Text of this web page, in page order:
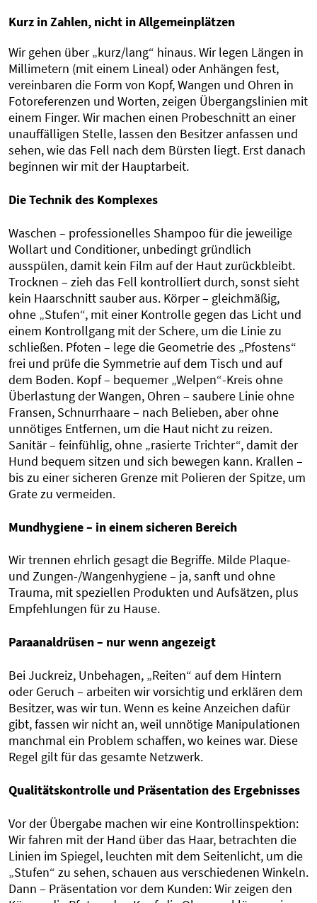
Kurz in Zahlen, nicht in Allgemeinplätzen
Wir gehen über „kurz/lang“ hinaus. Wir legen Längen in
Millimetern (mit einem Lineal) oder Anhängen fest,
vereinbaren die Form von Kopf, Wangen und Ohren in
Fotoreferenzen und Worten, zeigen Übergangslinien mit
einem Finger. Wir machen einen Probeschnitt an einer
unauffälligen Stelle, lassen den Besitzer anfassen und
sehen, wie das Fell nach dem Bürsten liegt. Erst danach
beginnen wir mit der Hauptarbeit.
Die Technik des Komplexes
Waschen – professionelles Shampoo für die jeweilige
Wollart und Conditioner, unbedingt gründlich
ausspülen, damit kein Film auf der Haut zurückbleibt.
Trocknen – zieh das Fell kontrolliert durch, sonst sieht
kein Haarschnitt sauber aus. Körper – gleichmäßig,
ohne „Stufen“, mit einer Kontrolle gegen das Licht und
einem Kontrollgang mit der Schere, um die Linie zu
schließen. Pfoten – lege die Geometrie des „Pfostens“
frei und prüfe die Symmetrie auf dem Tisch und auf
dem Boden. Kopf – bequemer „Welpen“-Kreis ohne
Überlastung der Wangen, Ohren – saubere Linie ohne
Fransen, Schnurrhaare – nach Belieben, aber ohne
unnötiges Entfernen, um die Haut nicht zu reizen.
Sanitär – feinfühlig, ohne „rasierte Trichter“, damit der
Hund bequem sitzen und sich bewegen kann. Krallen –
bis zu einer sicheren Grenze mit Polieren der Spitze, um
Grate zu vermeiden.
Mundhygiene – in einem sicheren Bereich
Wir trennen ehrlich gesagt die Begriffe. Milde Plaque-
und Zungen-/Wangenhygiene – ja, sanft und ohne
Trauma, mit speziellen Produkten und Aufsätzen, plus
Empfehlungen für zu Hause.
Paraanaldrüsen – nur wenn angezeigt
Bei Juckreiz, Unbehagen, „Reiten“ auf dem Hintern
oder Geruch – arbeiten wir vorsichtig und erklären dem
Besitzer, was wir tun. Wenn es keine Anzeichen dafür
gibt, fassen wir nicht an, weil unnötige Manipulationen
manchmal ein Problem schaffen, wo keines war. Diese
Regel gilt für das gesamte Netzwerk.
Qualitätskontrolle und Präsentation des Ergebnisses
Vor der Übergabe machen wir eine Kontrollinspektion:
Wir fahren mit der Hand über das Haar, betrachten die
Linien im Spiegel, leuchten mit dem Seitenlicht, um die
„Stufen“ zu sehen, schauen aus verschiedenen Winkeln.
Dann – Präsentation vor dem Kunden: Wir zeigen den